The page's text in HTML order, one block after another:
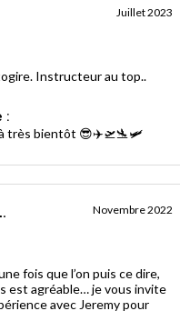
Juillet 2023
au top..
:
à très bientôt 😎✈️🛫🛬🛩
Novembre 2022
fois que l’on puis ce dire,
est agréable… je vous invite
avec Jeremy pour